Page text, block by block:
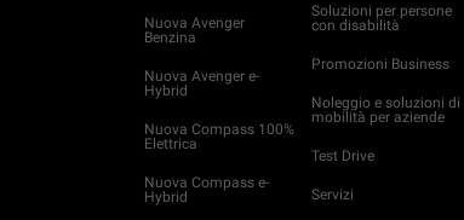
Nuova Avenger
Benzina
Nuova Avenger e-
Hybrid
Nuova Compass 100%
Elettrica
Nuova Compass e-
Hybrid
Soluzioni per persone
con disabilità
Promozioni Business
Noleggio e soluzioni di
mobilità per aziende
Test Drive
Servizi